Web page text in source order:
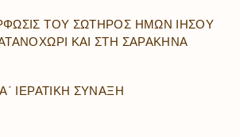
ΤΟΥ ΣΩΤΗΡΟΣ ΗΜΩΝ ΙΗΣΟΥ
ΚΑΙ ΣΤΗ ΣΑΡΑΚΗΝΑ
ΙΕΡΑΤΙΚΗ ΣΥΝΑΞΗ